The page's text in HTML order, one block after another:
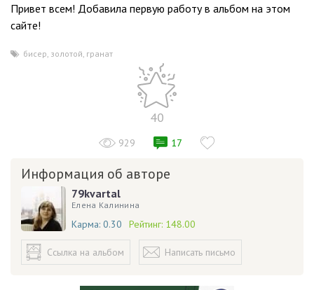
Привет всем! Добавила первую работу в альбом на этом
сайте!
бисер золотой гранат
40
929 17
Информация об авторе
79kvartal
Елена Калинина
Карма: 0.30 Рейтинг: 148.00
Ссылка на альбом Написать письмо